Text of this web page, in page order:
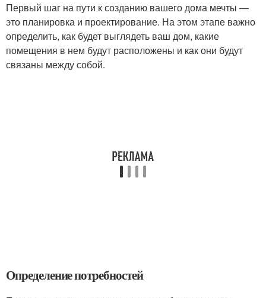
Первый шаг на пути к созданию вашего дома мечты —
это планировка и проектирование. На этом этапе важно
определить, как будет выглядеть ваш дом, какие
помещения в нем будут расположены и как они будут
связаны между собой.
Определение потребностей